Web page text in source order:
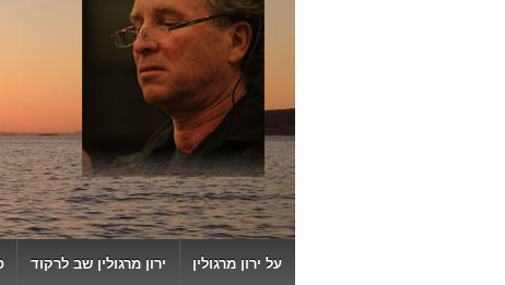
על ירון מרגולין ירון מרגולין שב לרקוד